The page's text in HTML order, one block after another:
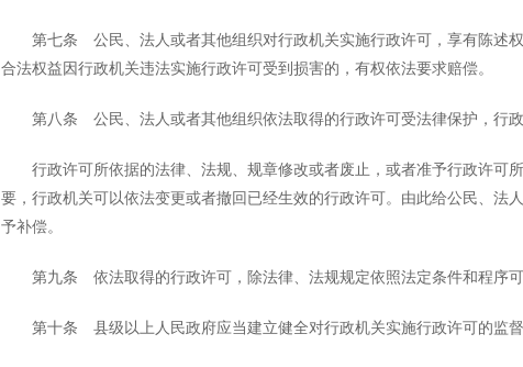
第七条 公民、法人或者其他组织对行政机关实施行政许可，享有陈述权
合法权益因行政机关违法实施行政许可受到损害的，有权依法要求赔偿。
第八条 公民、法人或者其他组织依法取得的行政许可受法律保护，行政
行政许可所依据的法律、法规、规章修改或者废止，或者准予行政许可
要，行政机关可以依法变更或者撤回已经生效的行政许可。由此给公民、法
予补偿。
第九条 依法取得的行政许可，除法律、法规规定依照法定条件和程序可
第十条 县级以上人民政府应当建立健全对行政机关实施行政许可的监督